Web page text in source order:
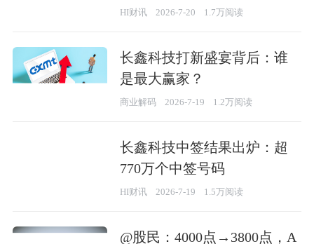
HI财讯 2026-7-20 1.7万阅读
长鑫科技打新盛宴背后：谁
是最大赢家？
商业解码 2026-7-19 1.2万阅读
长鑫科技中签结果出炉：超
770万个中签号码
HI财讯 2026-7-19 1.5万阅读
@股民：4000点→3800点，A